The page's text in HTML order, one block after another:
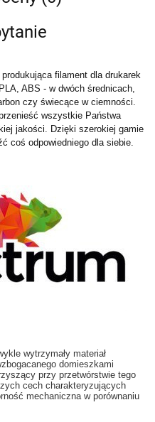
filament dla drukarek
ABS - w dwóch średnicach,
czy świecące w ciemności.
wszystkie Państwa
jakości. Dzięki szerokiej gamie
coś odpowiedniego dla siebie.
wytrzymały materiał
domieszkami
przy przetwórstwie tego
cech charakteryzujących
mechaniczna w porównaniu